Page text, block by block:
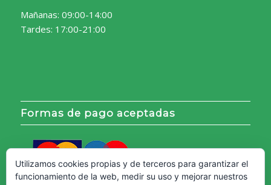
Mañanas: 09:00-14:00
Tardes: 17:00-21:00
Formas de pago aceptadas
Utilizamos cookies propias y de terceros para garantizar el
funcionamiento de la web, medir su uso y mejorar nuestros